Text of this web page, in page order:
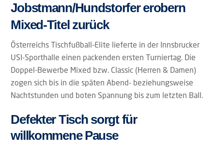
Jobstmann/Hundstorfer erobern
Mixed-Titel zurück
Österreichs Tischfußball-Elite lieferte in der Innsbrucker
USI-Sporthalle einen packenden ersten Turniertag. Die
Doppel-Bewerbe Mixed bzw. Classic (Herren & Damen)
zogen sich bis in die späten Abend- beziehungsweise
Nachtstunden und boten Spannung bis zum letzten Ball.
Defekter Tisch sorgt für
willkommene Pause